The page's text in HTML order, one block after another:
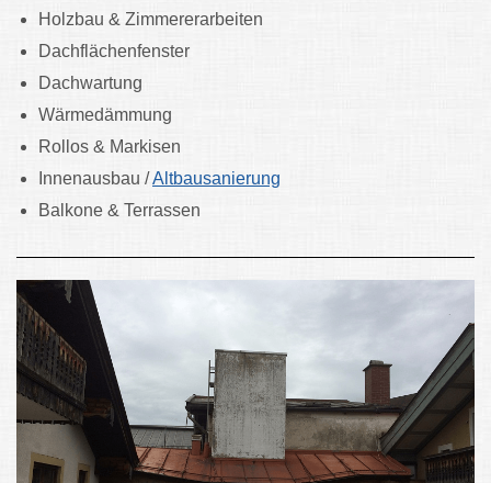
Holzbau & Zimmererarbeiten
Dachflächenfenster
Dachwartung
Wärmedämmung
Rollos & Markisen
Innenausbau /Altbausanierung
Balkone & Terrassen